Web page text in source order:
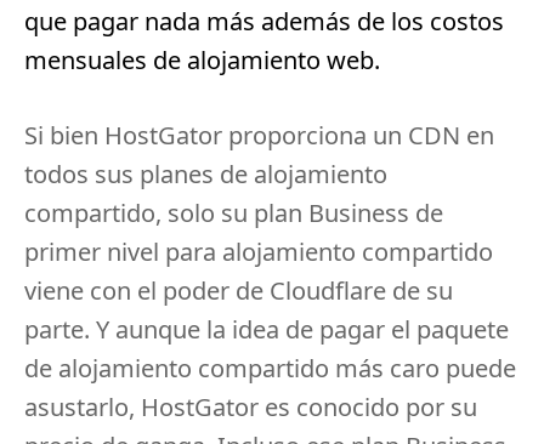
que pagar nada más además de los costos
mensuales de alojamiento web.
Si bien HostGator proporciona un CDN en
todos sus planes de alojamiento
compartido, solo su plan Business de
primer nivel para alojamiento compartido
viene con el poder de Cloudflare de su
parte. Y aunque la idea de pagar el paquete
de alojamiento compartido más caro puede
asustarlo, HostGator es conocido por su